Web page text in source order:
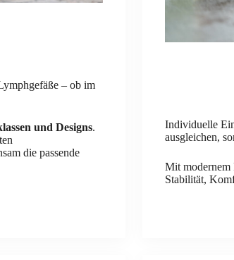
– ob im
und Designs.
die passende
Individuelle
ausgleichen,
Mit modernem
Stabilität,